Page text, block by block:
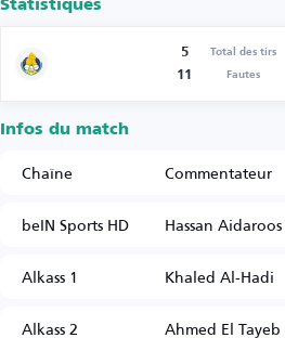
Statistiques
5 Total des tirs
11
Fautes
Infos du match
Chaîne
Commentateur
beIN Sports HD
Hassan Aidaroos
Alkass 1
Khaled Al-Hadi
Alkass 2
Ahmed El Tayeb